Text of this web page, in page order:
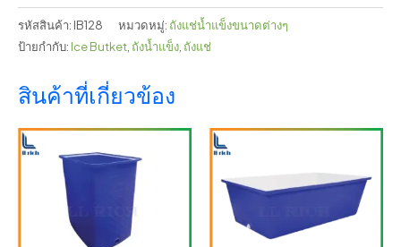
รหัสสินค้า: IB128 หมวดหมู่: ถังแช่น้ำแข็งขนาดต่างๆ
ป้ายกำกับ: Ice Butket ถังน้ำแข็ง ถังแช่
สินค้าที่เกี่ยวข้อง